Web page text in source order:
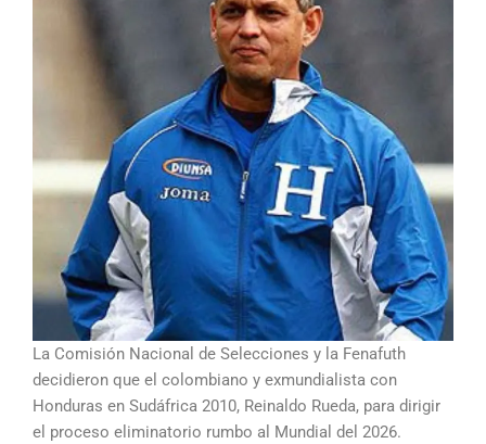
La Comisión Nacional de Selecciones y la Fenafuth
decidieron que el colombiano y exmundialista con
Honduras en Sudáfrica 2010, Reinaldo Rueda, para dirigir
el proceso eliminatorio rumbo al Mundial del 2026.